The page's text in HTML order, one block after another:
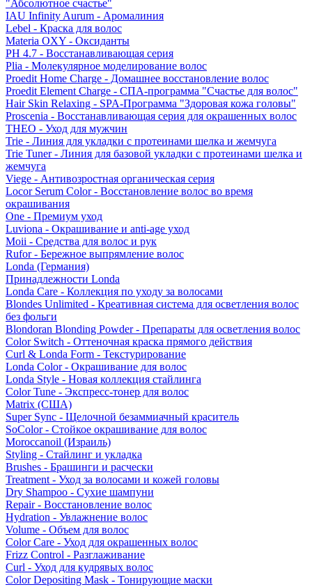
"Абсолютное счастье"
IAU Infinity Aurum - Аромалиния
Lebel - Краска для волос
Materia OXY - Оксиданты
PH 4.7 - Восстанавливающая серия
Plia - Молекулярное моделирование волос
Proedit Home Charge - Домашнее восстановление волос
Proedit Element Charge - СПА-программа "Счастье для волос"
Hair Skin Relaxing - SPA-Программа "Здоровая кожа головы"
Proscenia - Восстанавливающая серия для окрашенных волос
THEO - Уход для мужчин
Trie - Линия для укладки с протеинами шелка и жемчуга
Trie Tuner - Линия для базовой укладки с протеинами шелка и
жемчуга
Viege - Антивозростная органическая серия
Locor Serum Color - Восстановление волос во время
окрашивания
One - Премиум уход
Luviona - Окрашивание и anti-age уход
Moii - Средства для волос и рук
Rufor - Бережное выпрямление волос
Londa (Германия)
Принадлежности Londa
Londa Care - Коллекция по уходу за волосами
Blondes Unlimited - Креативная система для осветления волос
без фольги
Blondoran Blonding Powder - Препараты для осветления волос
Color Switch - Оттеночная краска прямого действия
Curl & Londa Form - Текстурирование
Londa Color - Окрашивание для волос
Londa Style - Новая коллекция стайлинга
Color Tune - Экспресс-тонер для волос
Matrix (США)
Super Sync - Щелочной безаммиачный краситель
SoColor - Стойкое окрашивание для волос
Moroccanoil (Израиль)
Styling - Стайлинг и укладка
Brushes - Брашинги и расчески
Treatment - Уход за волосами и кожей головы
Dry Shampoo - Сухие шампуни
Repair - Восстановление волос
Hydration - Увлажнение волос
Volume - Объем для волос
Color Care - Уход для окрашенных волос
Frizz Control - Разглаживание
Curl - Уход для кудрявых волос
Color Depositing Mask - Тонирующие маски